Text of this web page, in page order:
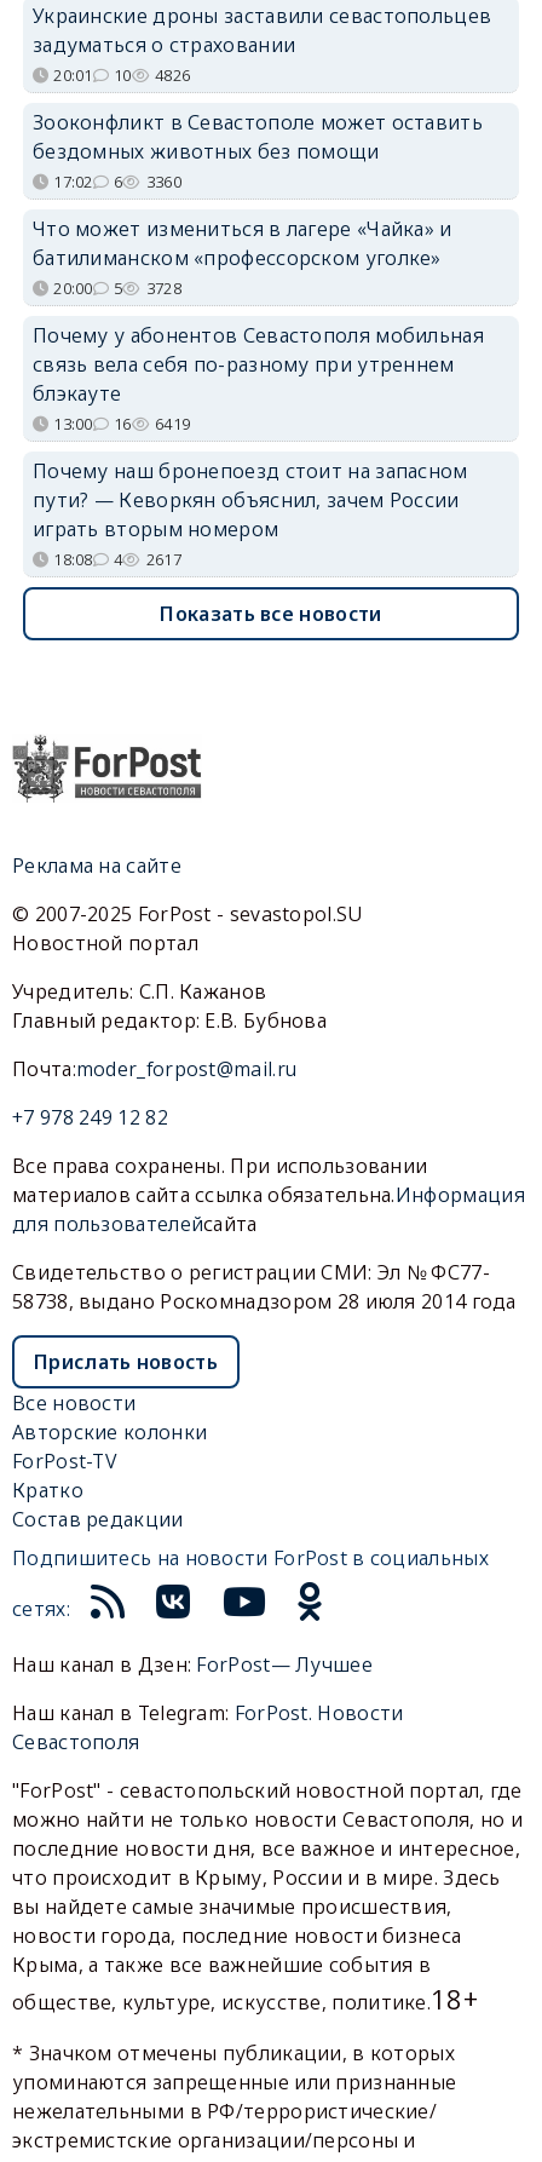
Украинские дроны заставили севастопольцев
задуматься о страховании
20:01 10 4826
Зооконфликт в Севастополе может оставить
бездомных животных без помощи
17:02 6 3360
Что может измениться в лагере «Чайка» и
батилиманском «профессорском уголке»
20:00 5 3728
Почему у абонентов Севастополя мобильная
связь вела себя по-разному при утреннем
блэкауте
13:00 16 6419
Почему наш бронепоезд стоит на запасном
пути? — Кеворкян объяснил, зачем России
играть вторым номером
18:08 4 2617
Показать все новости
Реклама на сайте
© 2007-2025 ForPost - sevastopol.SU
Новостной портал
Учредитель: С.П. Кажанов
Главный редактор: Е.В. Бубнова
Почта:moder_forpost@mail.ru
+7 978 249 12 82
Все права сохранены. При использовании
материалов сайта ссылка обязательна.Информация
для пользователейсайта
Свидетельство о регистрации СМИ: Эл № ФС77-
58738, выдано Роскомнадзором 28 июля 2014 года
Прислать новость
Все новости
Авторские колонки
ForPost-TV
Кратко
Состав редакции
Подпишитесь на новости ForPost в социальных
сетях:
Наш канал в Дзен: ForPost— Лучшее
Наш канал в Telegram: ForPost. Новости
Севастополя
"ForPost" - севастопольский новостной портал, где
можно найти не только новости Севастополя, но и
последние новости дня, все важное и интересное,
что происходит в Крыму, России и в мире. Здесь
вы найдете самые значимые происшествия,
новости города, последние новости бизнеса
Крыма, а также все важнейшие события в
обществе, культуре, искусстве, политике.18+
* Значком отмечены публикации, в которых
упоминаются запрещенные или признанные
нежелательными в РФ/террористические/
экстремистские организации/персоны и